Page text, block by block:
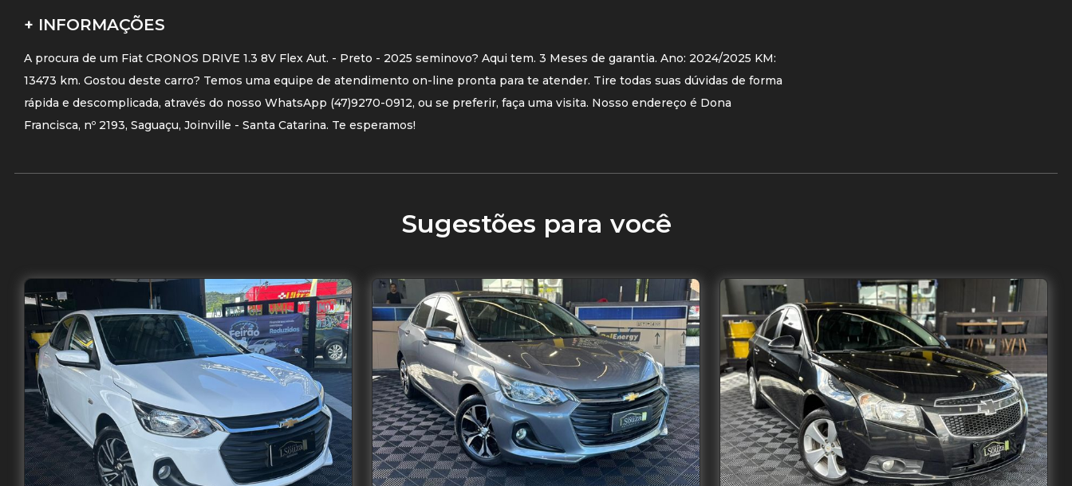
+ INFORMAÇÕES
A procura de um Fiat CRONOS DRIVE 1.3 8V Flex Aut. - Preto - 2025 seminovo? Aqui tem. 3 Meses de garantia. Ano: 2024/2025 KM:
13473 km. Gostou deste carro? Temos uma equipe de atendimento on-line pronta para te atender. Tire todas suas dúvidas de forma
rápida e descomplicada, através do nosso WhatsApp (47)9270-0912, ou se preferir, faça uma visita. Nosso endereço é Dona
Francisca, nº 2193, Saguaçu, Joinville - Santa Catarina. Te esperamos!
Sugestões para você